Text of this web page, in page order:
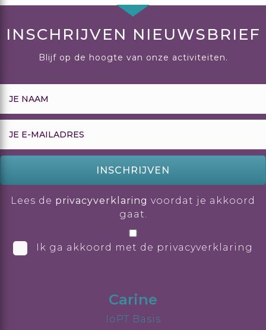
INSCHRIJVEN NIEUWSBRIEF
Blijf op de hoogte van onze activiteiten.
INSCHRIJVEN
Lees de privacyverklaring voordat je akkoord
gaat.
Ik ga akkoord met de privacyverklaring
Carine
IoPT Basis